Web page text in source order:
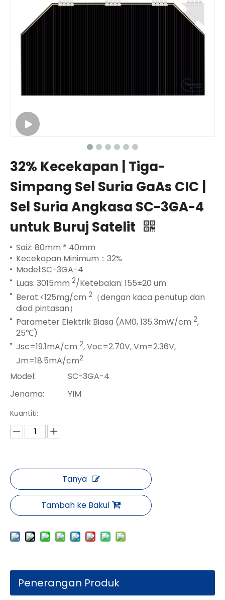
32% Kecekapan | Tiga-
Simpang Sel Suria GaAs CIC |
Sel Suria Angkasa SC-3GA-4
untuk Buruj Satelit
Saiz: 80mm * 40mm
Kecekapan Minimum：32%
Model:SC-3GA-4
Luas: 3015mm 2/Ketebalan: 155±20 um
Berat:<125mg/cm 2 （dengan kaca penutup dan
diod pintasan）
Parameter Elektrik Biasa (AM0, 135.3mW/cm 2,
25℃)
Jsc=19.1mA/cm 2, Voc=2.70V, Vm=2.36V,
Jm=18.5mA/cm2
Model:
SC-3GA-4
Jenama:
YIM
Kuantiti:
Tanya
Tambah ke Bakul
Penerangan Produk